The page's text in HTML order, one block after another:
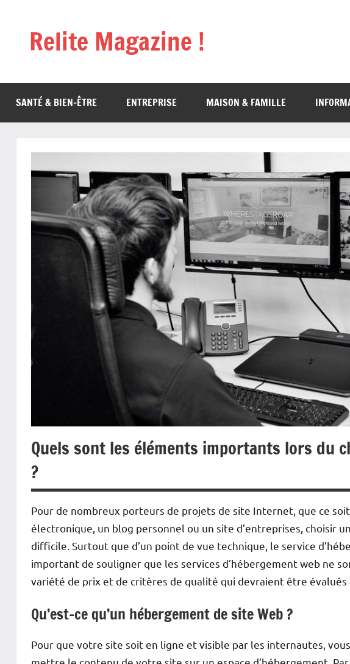
contenuRelite Magazine !
SANTÉ & BIEN-ÊTRE ENTREPRISE MAISON & FAMILLE
Quels sont les éléments importants lors du
?
Pour de nombreux porteurs de projets de site Internet, que ce
électronique, un blog personnel ou un site d’entreprises, choisir
difficile. Surtout que d’un point de vue technique, le service
important de souligner que les services d’hébergement web ne
variété de prix et de critères de qualité qui devraient être évalués
Qu’est-ce qu’un hébergement de site Web ?
Pour que votre site soit en ligne et visible par les internautes,